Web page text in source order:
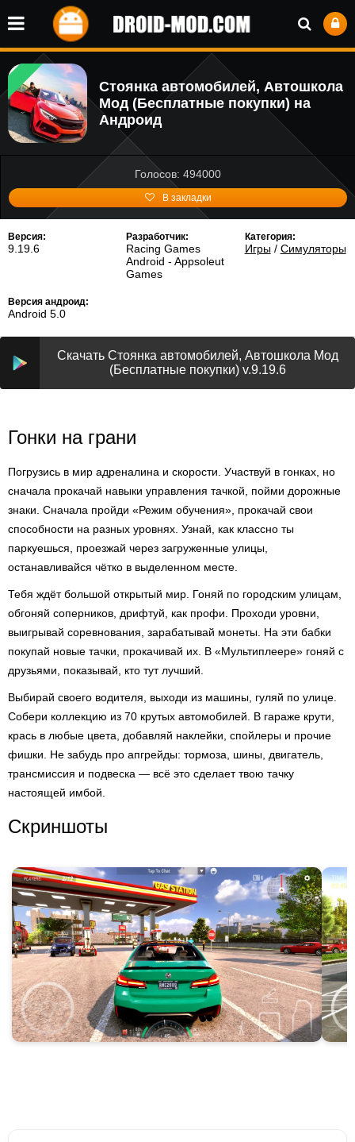
Стоянка автомобилей, Автошкола
Мод (Бесплатные покупки) на
Андроид
Голосов: 494000
В закладки
Версия:
9.19.6
Разработчик:
Racing Games
Android - Appsoleut
Games
Категория:
Игры/ Симуляторы
Версия андроид:
Android 5.0
Скачать Стоянка автомобилей, Автошкола Мод
(Бесплатные покупки) v.9.19.6
Гонки на грани
Погрузись в мир адреналина и скорости. Участвуй в гонках, но
сначала прокачай навыки управления тачкой, пойми дорожные
знаки. Сначала пройди «Режим обучения», прокачай свои
способности на разных уровнях. Узнай, как классно ты
паркуешься, проезжай через загруженные улицы,
останавливайся чётко в выделенном месте.
Тебя ждёт большой открытый мир. Гоняй по городским улицам,
обгоняй соперников, дрифтуй, как профи. Проходи уровни,
выигрывай соревнования, зарабатывай монеты. На эти бабки
покупай новые тачки, прокачивай их. В «Мультиплеере» гоняй с
друзьями, показывай, кто тут лучший.
Выбирай своего водителя, выходи из машины, гуляй по улице.
Собери коллекцию из 70 крутых автомобилей. В гараже крути,
крась в любые цвета, добавляй наклейки, спойлеры и прочие
фишки. Не забудь про апгрейды: тормоза, шины, двигатель,
трансмиссия и подвеска — всё это сделает твою тачку
настоящей имбой.
Скриншоты